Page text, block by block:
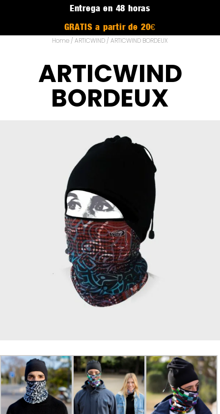
Entrega en 48 horas
GRATIS a partir de 20€
Home / ARTICWIND / ARTICWIND BORDEUX
ARTICWIND
BORDEUX